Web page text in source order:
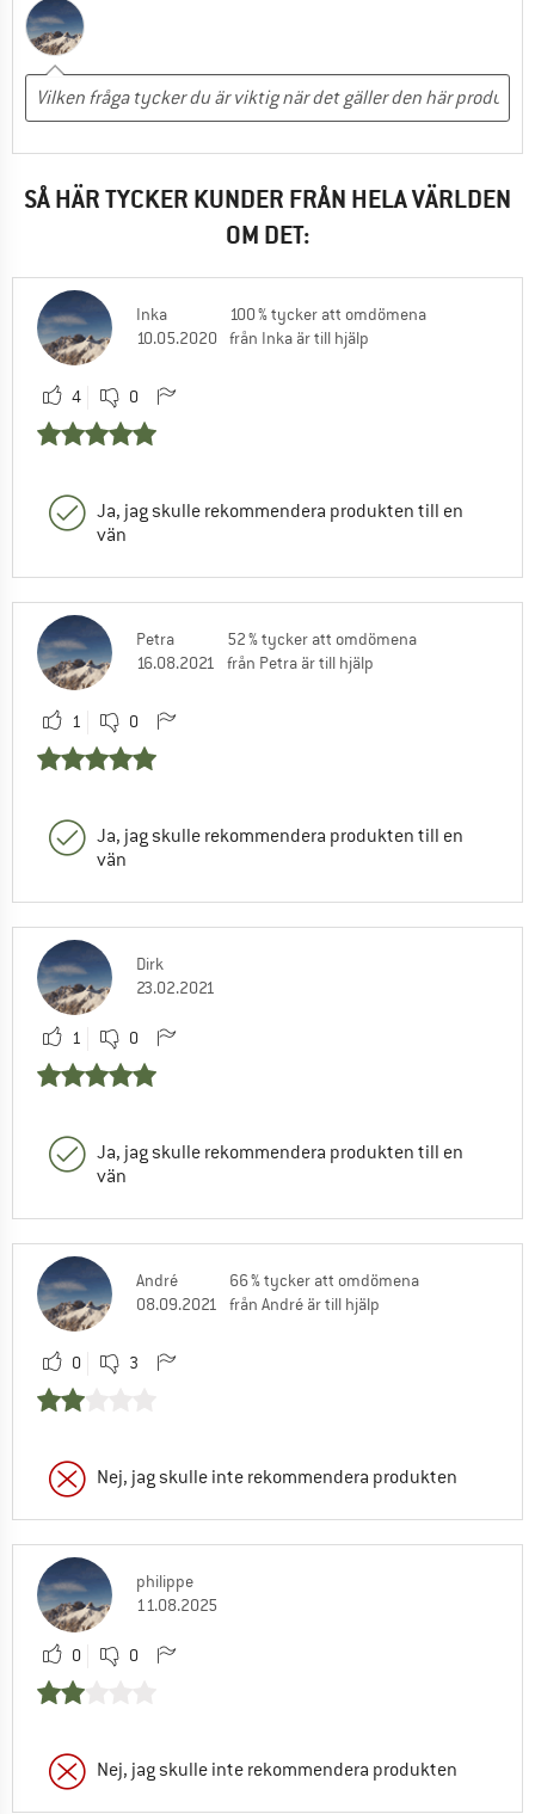
SÅ HÄR TYCKER KUNDER FRÅN HELA VÄRLDEN
OM DET:
Inka
10.05.2020
100 % tycker att omdömena
från Inka är till hjälp
4 0
Ja, jag skulle rekommendera produkten till en
vän
Petra
16.08.2021
52 % tycker att omdömena
från Petra är till hjälp
1 0
Ja, jag skulle rekommendera produkten till en
vän
Dirk
23.02.2021
1 0
Ja, jag skulle rekommendera produkten till en
vän
André
08.09.2021
66 % tycker att omdömena
från André är till hjälp
0 3
Nej, jag skulle inte rekommendera produkten
philippe
11.08.2025
0 0
Nej, jag skulle inte rekommendera produkten